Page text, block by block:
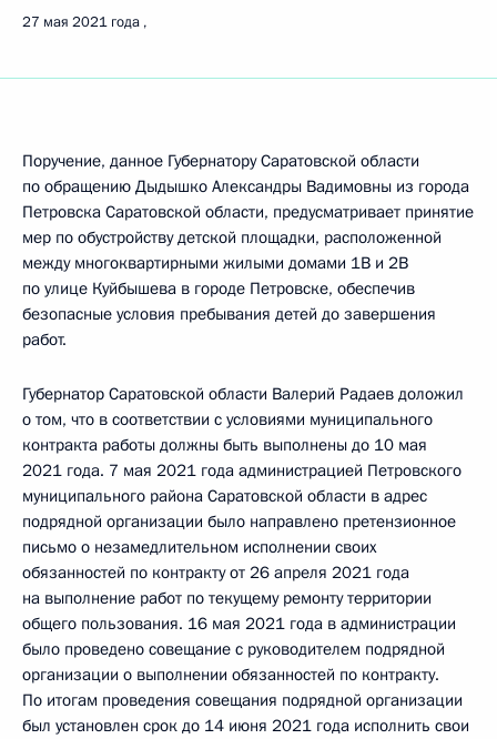
27 мая 2021 года
Поручение, данное Губернатору Саратовской области
по обращению Дыдышко Александры Вадимовны из города
Петровска Саратовской области, предусматривает принятие
мер по обустройству детской площадки, расположенной
между многоквартирными жилыми домами 1В и 2В
по улице Куйбышева в городе Петровске, обеспечив
безопасные условия пребывания детей до завершения
работ.
Губернатор Саратовской области Валерий Радаев доложил
о том, что в соответствии с условиями муниципального
контракта работы должны быть выполнены до 10 мая
2021 года. 7 мая 2021 года администрацией Петровского
муниципального района Саратовской области в адрес
подрядной организации было направлено претензионное
письмо о незамедлительном исполнении своих
обязанностей по контракту от 26 апреля 2021 года
на выполнение работ по текущему ремонту территории
общего пользования. 16 мая 2021 года в администрации
было проведено совещание с руководителем подрядной
организации о выполнении обязанностей по контракту.
По итогам проведения совещания подрядной организации
был установлен срок до 14 июня 2021 года исполнить свои